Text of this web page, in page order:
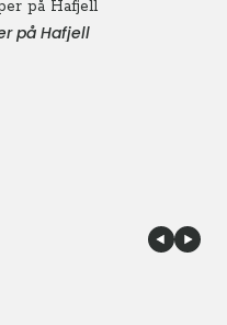
på Hafjell